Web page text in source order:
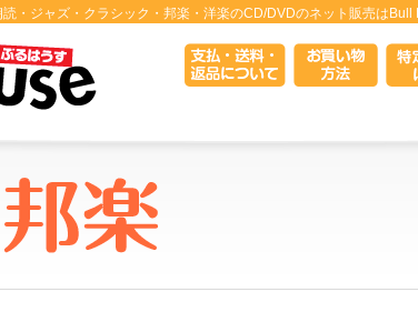
・ジャズ・クラシック・邦楽・洋楽のCD/DVDのネット販売はBull